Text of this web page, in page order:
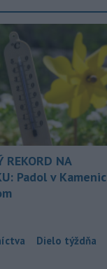
REKORD NA
Padol v
Dielo týždňa